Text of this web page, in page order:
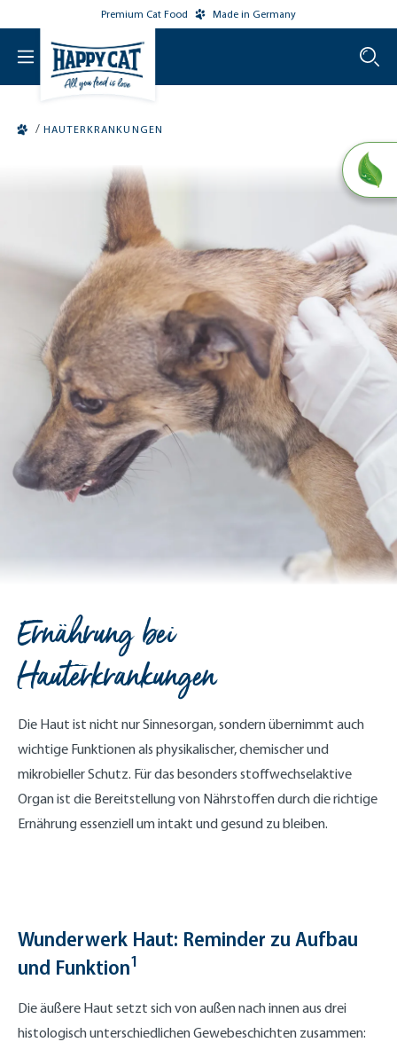
Premium Cat Food Made in Germany
/ HAUTERKRANKUNGEN
Ernährung bei
Hauterkrankungen
Die Haut ist nicht nur Sinnesorgan, sondern übernimmt auch
wichtige Funktionen als physikalischer, chemischer und
mikrobieller Schutz. Für das besonders stoffwechselaktive
Organ ist die Bereitstellung von Nährstoffen durch die richtige
Ernährung essenziell um intakt und gesund zu bleiben.
Wunderwerk Haut: Reminder zu Aufbau
und Funktion1
Die äußere Haut setzt sich von außen nach innen aus drei
histologisch unterschiedlichen Gewebeschichten zusammen: